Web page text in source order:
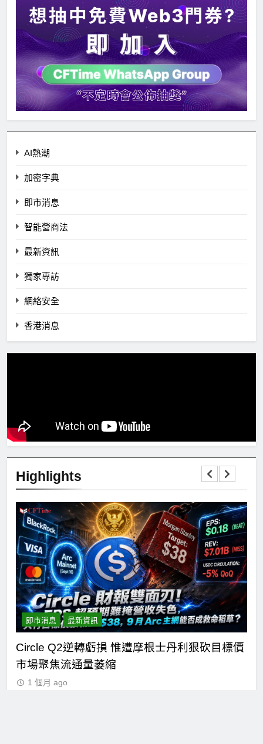
AI熱潮
加密字典
即市消息
智能營商法
最新資訊
獨家專訪
網絡安全
香港消息
Highlights
即市消息 最新資訊
Circle Q2逆轉虧損 惟遭摩根士丹利狠砍目標價
市場聚焦流通量萎縮
1 個月 ago